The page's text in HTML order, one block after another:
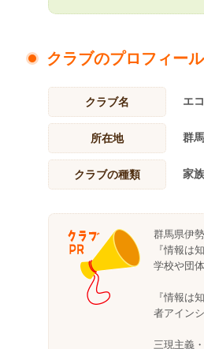
クラブのプロフィール
クラブ名 エ
所在地 群
クラブの種類 家
群馬県伊
『情報は
学校や団
『情報は
者アイン
三現主義